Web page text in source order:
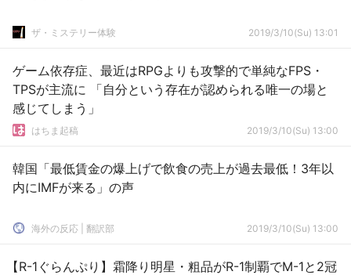
ザ・ミステリー体験 2019/3/10(Su) 13:01
ゲーム依存症、最近はRPGよりも攻撃的で単純なFPS・
TPSが主流に 「自分という存在が認められる唯一の場と
感じてしまう」
はちま起稿 2019/3/10(Su) 13:00
韓国「最低賃金の爆上げで飲食の売上が過去最低！3年以
内にIMFが来る」の声
海外の反応 | 翻訳部 2019/3/10(Su) 13:00
【R-1ぐらんぷり】霜降り明星・粗品がR-1制覇でM-1と2冠